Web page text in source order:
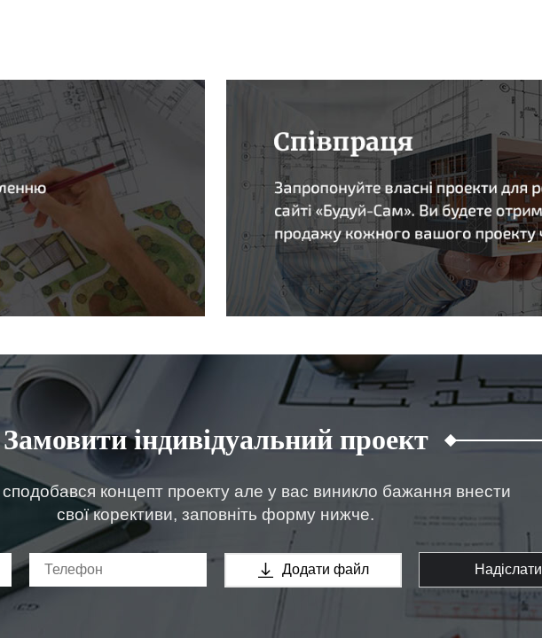
Замовити індивідуальний проект
концепт проекту але у вас виникло бажання внести
свої корективи, заповніть форму нижче.
Додати файл Надіслати